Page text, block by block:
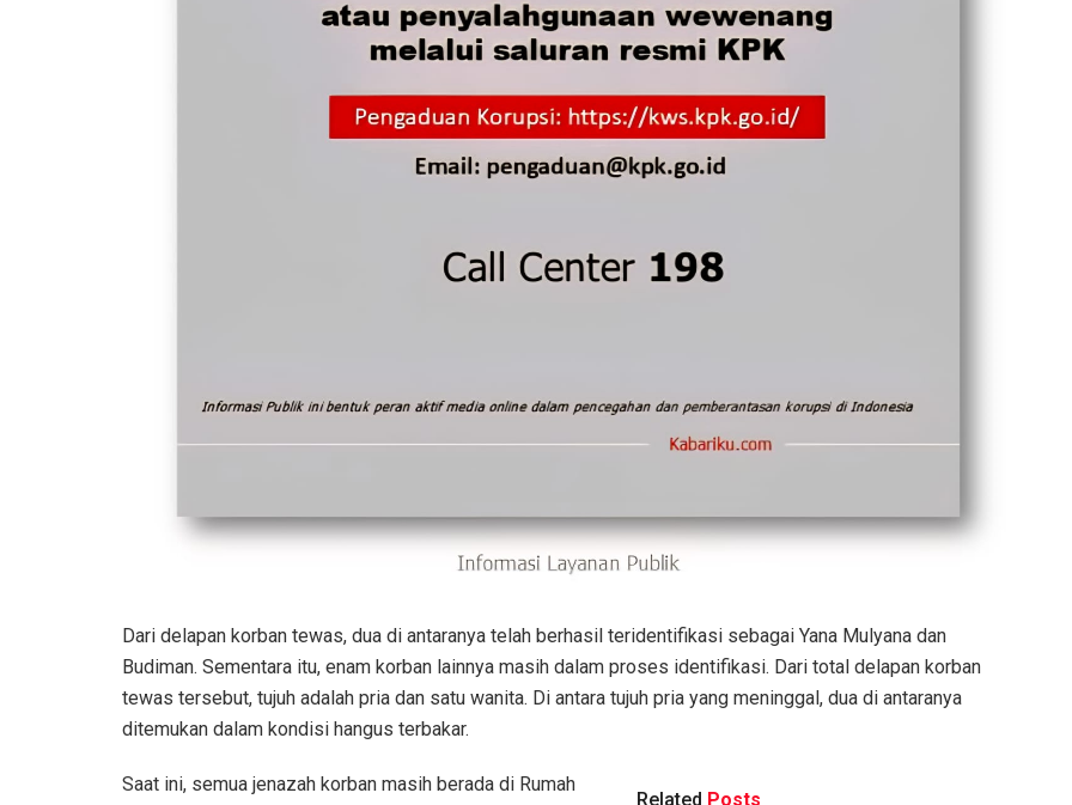
Dari delapan korban tewas, dua di antaranya telah berhasil teridentifikasi sebagai Yana Mulyana dan
Budiman. Sementara itu, enam korban lainnya masih dalam proses identifikasi. Dari total delapan korban
tewas tersebut, tujuh adalah pria dan satu wanita. Di antara tujuh pria yang meninggal, dua di antaranya
ditemukan dalam kondisi hangus terbakar.
Related Posts
Saat ini, semua jenazah korban masih berada di Rumah